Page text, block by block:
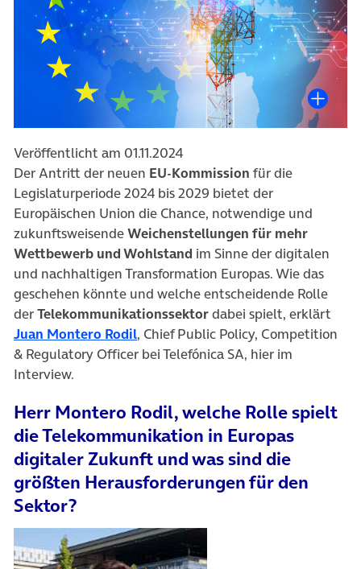
Veröffentlicht am 01.11.2024
Der Antritt der neuen EU-Kommission für die
Legislaturperiode 2024 bis 2029 bietet der
Europäischen Union die Chance, notwendige und
zukunftsweisendeWeichenstellungen für mehr
Wettbewerb und Wohlstand im Sinne der digitalen
und nachhaltigen Transformation Europas. Wie das
geschehen könnte und welche entscheidende Rolle
derTelekommunikationssektordabei spielt, erklärt
Juan Montero Rodil(öffnet in neuem Tab)
, Chief Public Policy, Competition
& Regulatory Officer bei Telefónica SA, hier im
Interview.
Herr Montero Rodil, welche Rolle spielt
die Telekommunikation in Europas
digitaler Zukunft und was sind die
größten Herausforderungen für den
Sektor?